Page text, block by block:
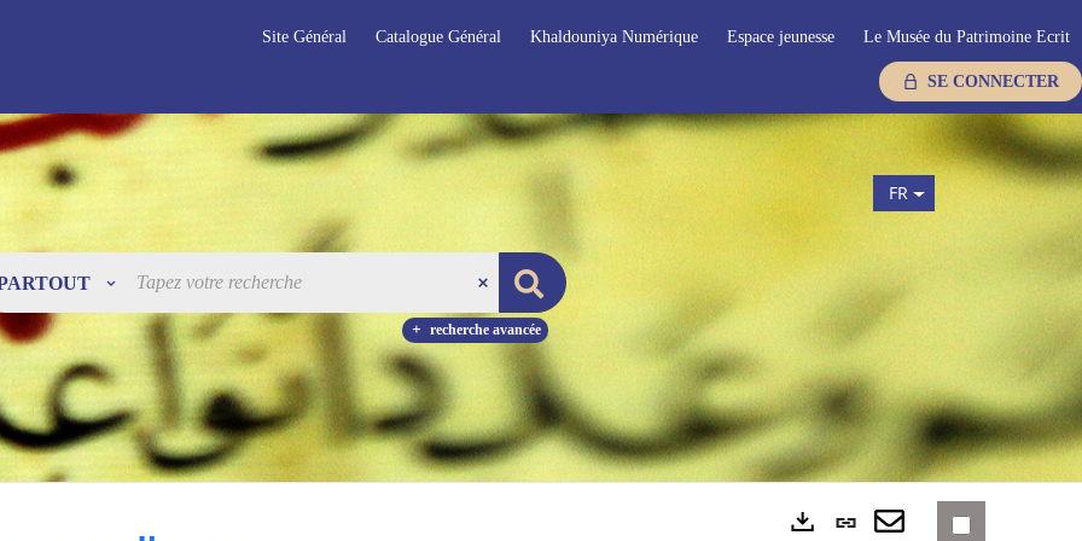
Site Général Catalogue Général Khaldouniya Numérique Espace jeunesse Le Musée du Patrimoine Ecrit
SE CONNECTER
recherche avancée
FR
Lien